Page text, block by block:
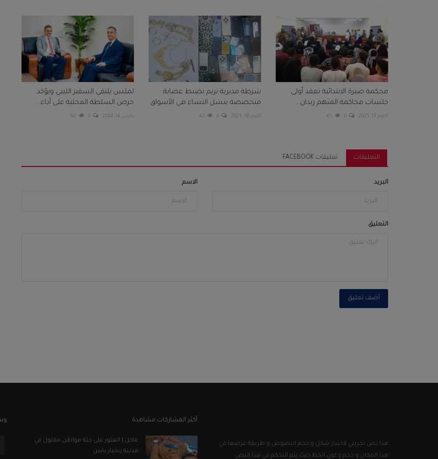
محكمة صيرة الابتدائية تعقد أولى
جلسات محاكمة المتهم ريدان...
أكتوبر 13, 2025 0
45
شرطة مديرية تريم تضبط عصابة
متخصصة بنشل النساء في الأسواق
أكتوبر 18, 2025 0
42
لملس يلتقي السفير الليبي ويؤكد
حرص السلطة المحلية على أداء...
مارس 14, 2024 0
62
التعليقات تعليقات FACEBOOK
الاسم البريد
التعليق
أضف تعليق
هذا نص تجريبي لاختبار شكل و حجم النصوص و طريقة عرضها في
هذا المكان و حجم و لون الخط حيث يتم التحكم في هذا النص
أكثر المشاركات مشاهدة
عاجل | العثور على جثة مواطن مقتول في
مدينة زنجبار بابين